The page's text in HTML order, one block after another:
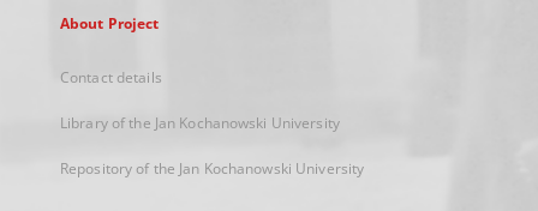
About Project
Contact details
Library of the Jan Kochanowski University
Repository of the Jan Kochanowski University